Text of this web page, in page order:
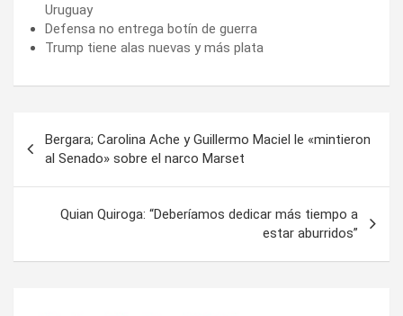
Uruguay
Defensa no entrega botín de guerra
Trump tiene alas nuevas y más plata
de
entradas
Bergara; Carolina Ache y Guillermo Maciel le «mintieron
al Senado» sobre el narco Marset
Quian Quiroga: “Deberíamos dedicar más tiempo a
estar aburridos”